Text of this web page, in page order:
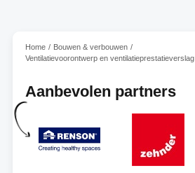
Home
Bouwen & verbouwen
Ventilatievoorontwerp en ventilatieprestatieverslag
Aanbevolen partners